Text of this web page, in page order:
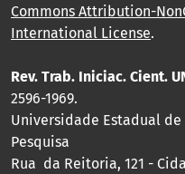
Commons Attribution-
International License.
Rev. Trab. Iniciac. Cient.
2596-1969.
Universidade Estadual
Pesquisa
Rua da Reitoria, 121 -